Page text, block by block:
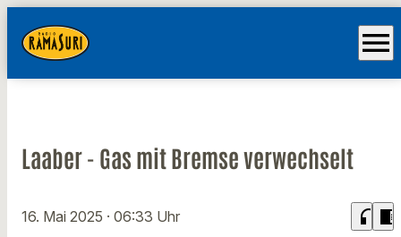
menu
Laaber - Gas mit Bremse verwechselt
16. Mai 2025 · 06:33 Uhr headphones chrome_reader_mode